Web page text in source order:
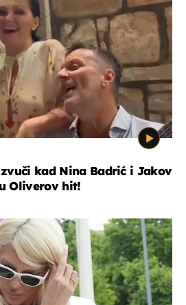
kad Nina Badrić i Jakov
Oliverov hit!